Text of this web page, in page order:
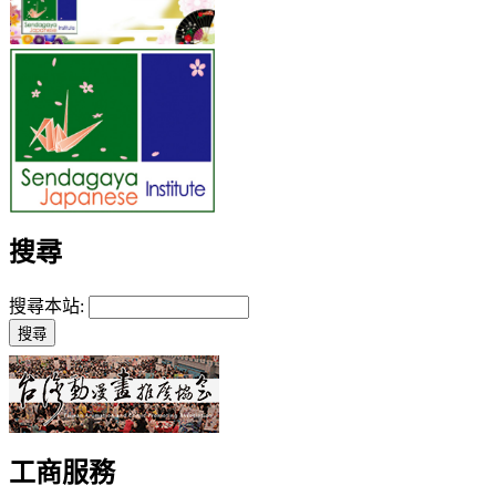
搜尋
搜尋本站:
工商服務